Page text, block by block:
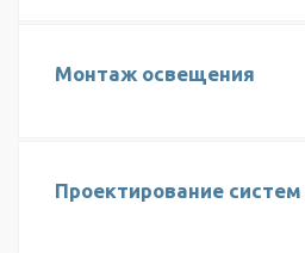
Монтаж освещения
Проектирование